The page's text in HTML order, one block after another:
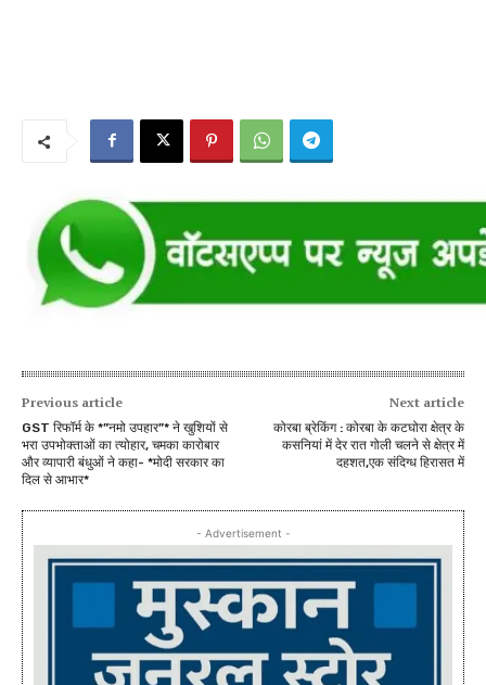
Previous article
GST रिफॉर्म के *”नमो उपहार”* ने खुशियों से
भरा उपभोक्ताओं का त्योहार, चमका कारोबार
और व्यापारी बंधुओं ने कहा- *मोदी सरकार का
दिल से आभार*
Next article
कोरबा ब्रेकिंग : कोरबा के कटघोरा क्षेत्र के
कसनियां में देर रात गोली चलने से क्षेत्र में
दहशत,एक संदिग्ध हिरासत में
- Advertisement -